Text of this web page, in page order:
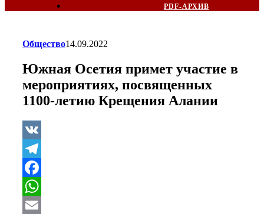
PDF-АРХИВ
Общество14.09.2022
Южная Осетия примет участие в
мероприятиях, посвященных
1100-летию Крещения Алании
VK
Telegram
Facebook
WhatsApp